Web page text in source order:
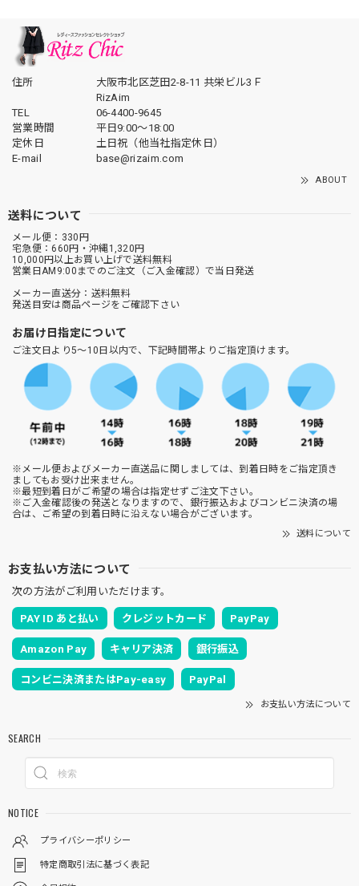
住所
大阪市北区芝田2-8-11 共栄ビル3Ｆ
RizAim
TEL
06-4400-9645
営業時間
平日9:00～18:00
定休日
土日祝（他当社指定休日）
E-mail
base@rizaim.com
ABOUT
送料について
メール便：330円
宅急便：660円・沖縄1,320円
10,000円以上お買い上げで送料無料
営業日AM9:00までのご注文（ご入金確認）で当日発送
メーカー直送分：送料無料
発送目安は商品ページをご確認下さい
お届け日指定について
ご注文日より5～10日以内で、下記時間帯よりご指定頂けます。
※メール便およびメーカー直送品に関しましては、到着日時をご指定頂き
ましてもお受け出来ません。
※最短到着日がご希望の場合は指定せずご注文下さい。
※ご入金確認後の発送となりますので、銀行振込およびコンビニ決済の場
合は、ご希望の到着日時に沿えない場合がございます。
送料について
お支払い方法について
次の方法がご利用いただけます。
PAY ID あと払い クレジットカード PayPay
Amazon Pay キャリア決済 銀行振込
コンビニ決済またはPay-easy PayPal
お支払い方法について
SEARCH
NOTICE
プライバシーポリシー
特定商取引法に基づく表記